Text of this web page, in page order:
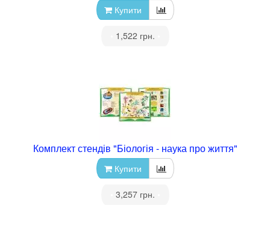
Купити
1,522 грн.
Комплект стендів "Біологія - наука про життя"
Купити
3,257 грн.